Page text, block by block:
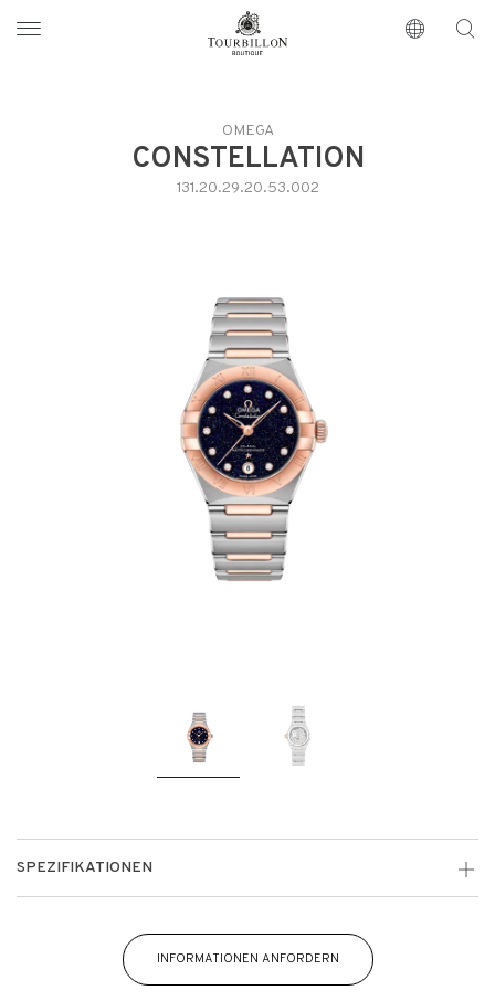
https://www.tourbillon.com/index.php/de
OMEGA
CONSTELLATION
131.20.29.20.53.002
SPEZIFIKATIONEN
INFORMATIONEN ANFORDERN